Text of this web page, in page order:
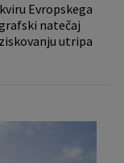
Evropskega
natečaj
utripa